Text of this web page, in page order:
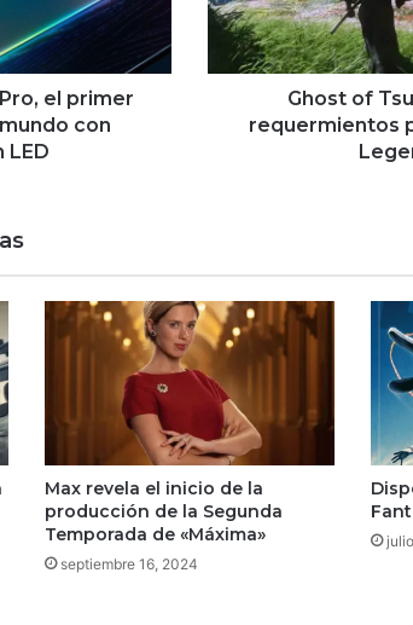
el primer
con
LED
para
crossplay
Legends
Ghost of
requermientos
Max revela el inicio de la
producción de la Segunda
Temporada de «Máxima»
septiembre 16, 2024